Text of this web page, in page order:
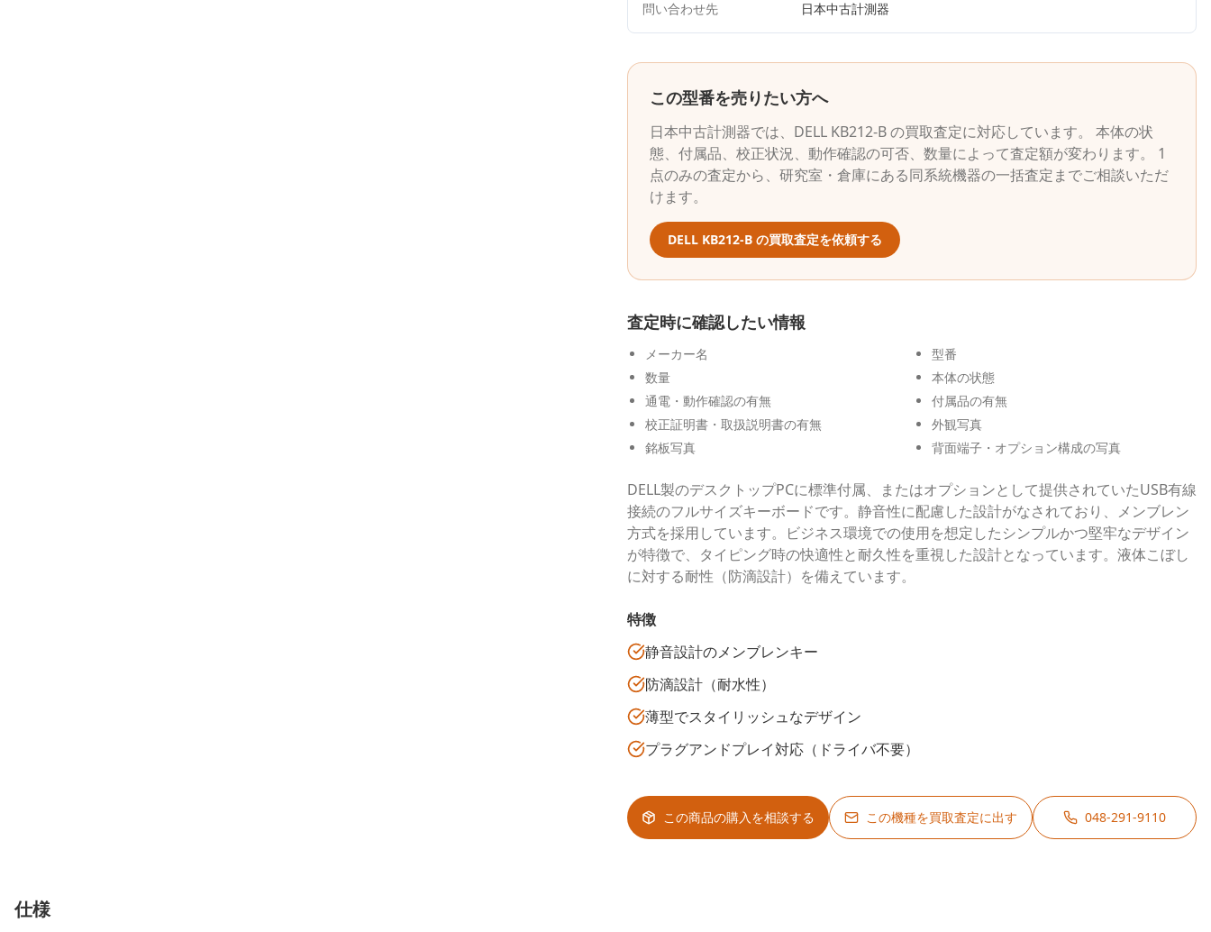
問い合わせ先
日本中古計測器
この型番を売りたい方へ
日本中古計測器では、 DELL KB212-Bの買取査定に対応しています。 本体の状
態、付属品、校正状況、動作確認の可否、数量によって査定額が変わります。 1
点のみの査定から、研究室・倉庫にある同系統機器の一括査定までご相談いただ
けます。
DELL KB212-B の買取査定を依頼する
査定時に確認したい情報
メーカー名
型番
数量
本体の状態
通電・動作確認の有無
付属品の有無
校正証明書・取扱説明書の有無
外観写真
銘板写真
背面端子・オプション構成の写真
DELL製のデスクトップPCに標準付属、またはオプションとして提供されていたUSB有線
接続のフルサイズキーボードです。静音性に配慮した設計がなされており、メンブレン
方式を採用しています。ビジネス環境での使用を想定したシンプルかつ堅牢なデザイン
が特徴で、タイピング時の快適性と耐久性を重視した設計となっています。液体こぼし
に対する耐性（防滴設計）を備えています。
特徴
静音設計のメンブレンキー
防滴設計（耐水性）
薄型でスタイリッシュなデザイン
プラグアンドプレイ対応（ドライバ不要）
この商品の購入を相談する この機種を買取査定に出す 048-291-9110
仕様